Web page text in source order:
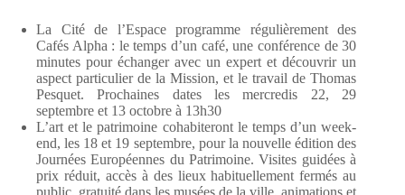
La Cité de l’Espace programme régulièrement des
Cafés Alpha : le temps d’un café, une conférence de 30
minutes pour échanger avec un expert et découvrir un
aspect particulier de la Mission, et le travail de Thomas
Pesquet. Prochaines dates les mercredis 22, 29
septembre et 13 octobre à 13h30
L’art et le patrimoine cohabiteront le temps d’un week-
end, les 18 et 19 septembre, pour la nouvelle édition des
Journées Européennes du Patrimoine. Visites guidées à
prix réduit, accès à des lieux habituellement fermés au
public, gratuité dans les musées de la ville, animations et